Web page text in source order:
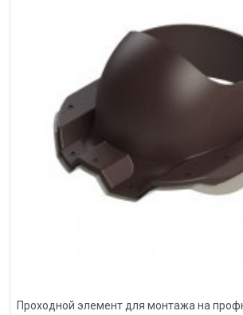
Проходной элемент для монтажа на